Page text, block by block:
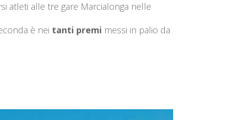
atleti alle tre gare Marcialonga nelle
è nei tanti premi messi in palio da